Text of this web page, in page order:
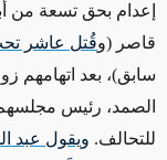
إعدام بحق تسعة من
قاصر (وقُتل عاشر
سابق)، بعد اتهامهم
الصمد، رئيس
للتحالف. ويقول عبد